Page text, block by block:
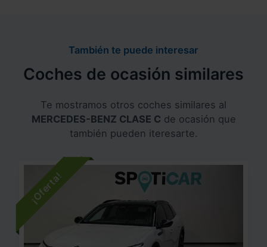
También te puede interesar
Coches de ocasión similares
Te mostramos otros coches similares al
MERCEDES-BENZ CLASE C de ocasión que
también pueden iteresarte.